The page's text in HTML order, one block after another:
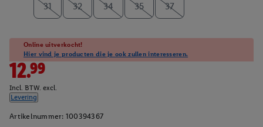
31 32 34 35 37
Online uitverkocht!
Hier vind je producten die je ook zullen interesseren.
12.99
Incl. BTW. excl.
Levering
Artikelnummer: 100394367